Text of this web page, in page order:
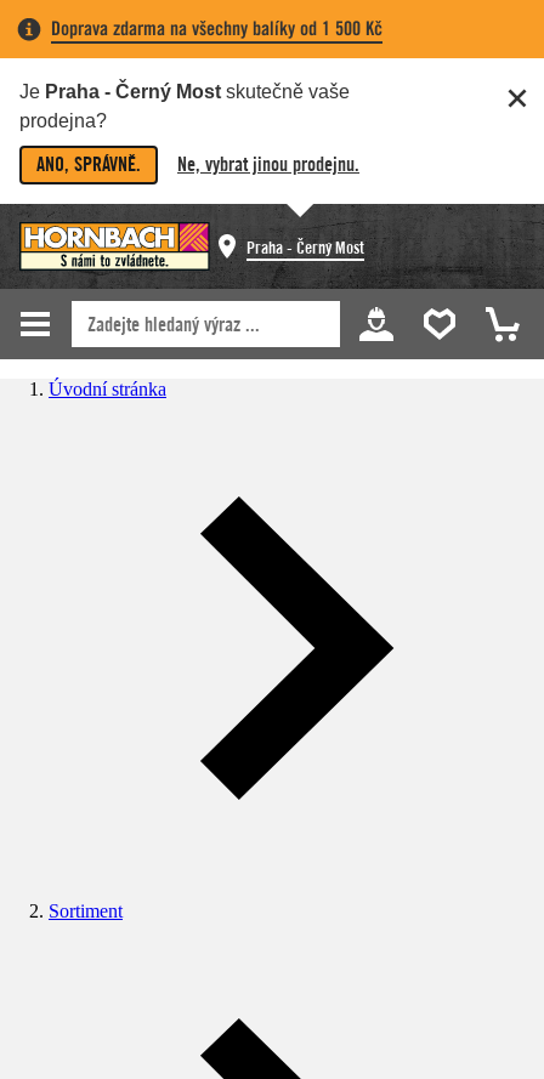
Doprava zdarma na všechny balíky od 1 500 Kč
Je Praha - Černý Most skutečně vaše
prodejna?
ANO, SPRÁVNĚ. Ne, vybrat jinou prodejnu.
Praha - Černý Most
Úvodní stránka
Sortiment